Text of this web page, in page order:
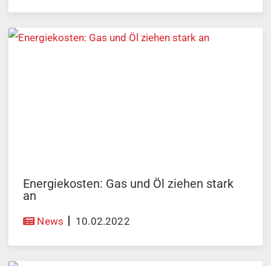
Energiekosten: Gas und Öl ziehen stark
an
News 10.02.2022